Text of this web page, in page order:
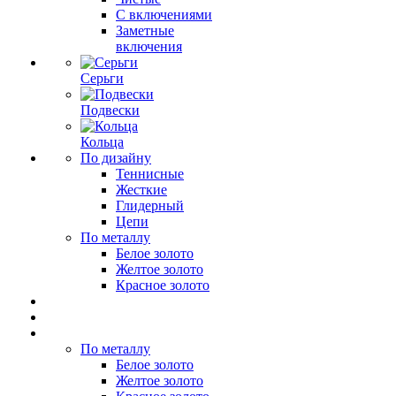
С включениями
Заметные
включения
Серьги
Подвески
Кольца
По дизайну
Теннисные
Жесткие
Глидерный
Цепи
По металлу
Белое золото
Желтое золото
Красное золото
По металлу
Белое золото
Желтое золото